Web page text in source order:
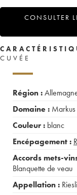
CONSULTER
CUVÉE
Région :
Domaine :
Couleur : blanc
Encépagement :
Accords mets-
Blanquette de veau
Appellation :